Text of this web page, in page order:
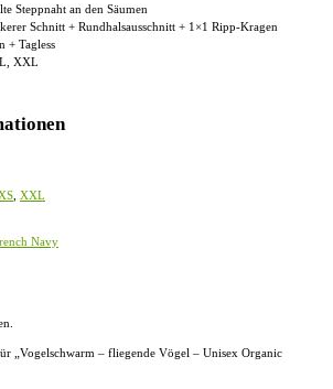
Steppnaht an den Säumen
Schnitt + Rundhalsausschnitt + 1×1 Ripp-Kragen
+ Tagless
XXL
XXL
Navy
„Vogelschwarm – fliegende Vögel – Unisex Organic